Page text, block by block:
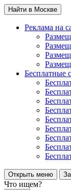
Найти в Москве
Реклама на
Бесплатные
Открыть меню
Что ищем?